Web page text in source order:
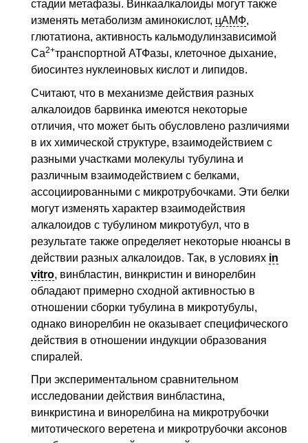
стадии метафазы. Винкаалкалоиды могут также
изменять метаболизм аминокислот, цАМФ,
глютатиона, активность кальмодулинзависимой
Ca2+транспортной АТФазы, клеточное дыхание,
биосинтез нуклеиновых кислот и липидов.
Считают, что в механизме действия разных
алкалоидов барвинка имеются некоторые
отличия, что может быть обусловлено различиями
в их химической структуре, взаимодействием с
разными участками молекулы тубулина и
различным взаимодействием с белками,
ассоциированными с микротрубочками. Эти белки
могут изменять характер взаимодействия
алкалоидов с тубулином микротубул, что в
результате также определяет некоторые нюансы в
действии разных алкалоидов. Так, в условиях in
vitro, винбластин, винкристин и винорелбин
обладают примерно сходной активностью в
отношении сборки тубулина в микротубулы,
однако винорелбин не оказывает специфического
действия в отношении индукции образования
спиралей.
При экспериментальном сравнительном
исследовании действия винбластина,
винкристина и винорелбина на микротрубочки
митотического веретена и микротрубочки аксонов